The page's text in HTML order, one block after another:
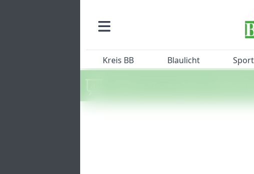
Kreis BB Blaulicht Sport
Machen Sie mit beim SZ/BZ-